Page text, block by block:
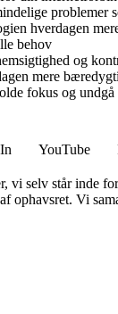
problemer
hverdagen
behov
og
mere
fokus og
YouTube
selv står inde
ophavsret. Vi